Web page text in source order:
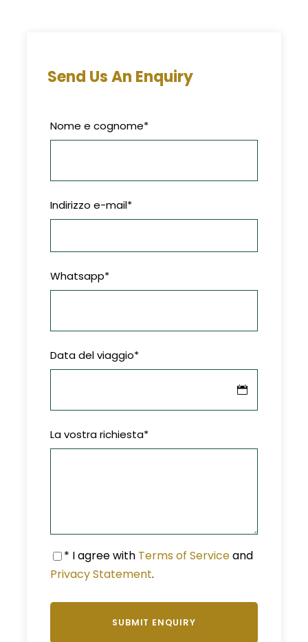
Send Us An Enquiry
Nome e cognome*
Indirizzo e-mail*
Whatsapp*
Data del viaggio*
La vostra richiesta*
* I agree with Terms of Serviceand
Privacy Statement.